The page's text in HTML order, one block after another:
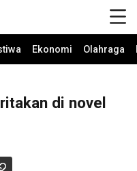
Ekonomi Olahraga
di novel